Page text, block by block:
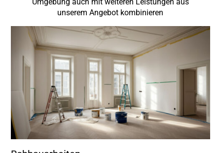
unserem Angebot kombinieren